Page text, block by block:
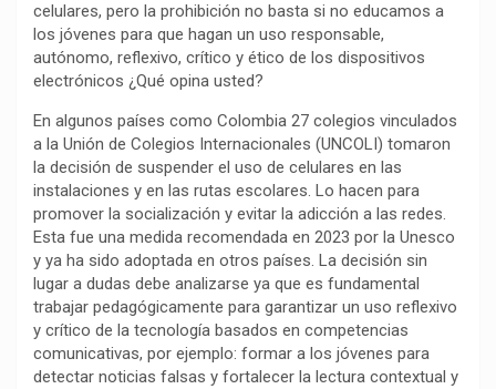
o
k
p
p
a
m
n
k
t
r
celulares, pero la prohibición no basta si no educamos a
los jóvenes para que hagan un uso responsable,
autónomo, reflexivo, crítico y ético de los dispositivos
electrónicos ¿Qué opina usted?
En algunos países como Colombia 27 colegios vinculados
a la Unión de Colegios Internacionales (UNCOLI) tomaron
la decisión de suspender el uso de celulares en las
instalaciones y en las rutas escolares. Lo hacen para
promover la socialización y evitar la adicción a las redes.
Esta fue una medida recomendada en 2023 por la Unesco
y ya ha sido adoptada en otros países. La decisión sin
lugar a dudas debe analizarse ya que es fundamental
trabajar pedagógicamente para garantizar un uso reflexivo
y crítico de la tecnología basados en competencias
comunicativas, por ejemplo: formar a los jóvenes para
detectar noticias falsas y fortalecer la lectura contextual y